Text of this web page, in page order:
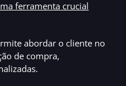
ferramenta crucial
abordar o cliente no
de compra,